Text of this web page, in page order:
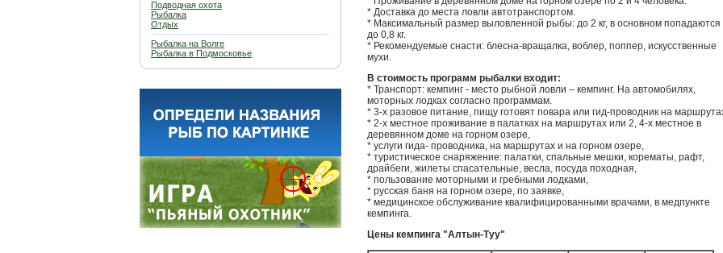
Подводная охота
Рыбалка
Отдых
Рыбалка на Волге
Рыбалка в Подмосковье
* Доставка до места ловли автотранспортом.
* Максимальный размер выловленной рыбы: до 2 кг, в основном попадаются
до 0,8 кг.
* Рекомендуемые снасти: блесна-вращалка, воблер, поппер, искусственные
мухи.
В стоимость программ рыбалки входит:
* Транспорт: кемпинг - место рыбной ловли – кемпинг. На автомобилях,
моторных лодках согласно программам.
* 3-х разовое питание, пищу готовят повара или гид-проводник на
* 2-х местное проживание в палатках на маршрутах или 2, 4-х местное в
деревянном доме на горном озере,
* услуги гида- проводника, на маршрутах и на горном озере,
* туристическое снаряжение: палатки, спальные мешки, корематы, рафт,
драйбеги, жилеты спасательные, весла, посуда походная,
* пользование моторными и гребными лодками,
* русская баня на горном озере, по заявке,
* медицинское обслуживание квалифицированными врачами, в медпункте
кемпинга.
Цены кемпинга "Алтын-Туу"